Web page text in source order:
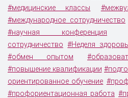
#медицинские классы
#международное сотрудничество
#научная конференция
сотрудничество #Неделя
#обмен опытом
#повышение квалификации
ориентированное обучение
#профориентационная работа